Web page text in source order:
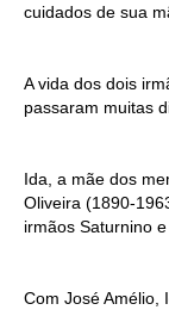
cuidados de sua
A vida dos dois
passaram muitas
Ida, a mãe dos
Oliveira (1890-
irmãos Saturnino
Com José Amélio,